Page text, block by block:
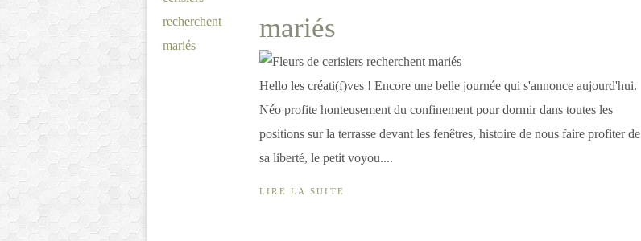
mariés
Hello les créati(f)ves ! Encore une belle journée qui s'annonce aujourd'hui.
Néo profite honteusement du confinement pour dormir dans toutes les
positions sur la terrasse devant les fenêtres, histoire de nous faire profiter de
sa liberté, le petit voyou....
LIRE LA SUITE